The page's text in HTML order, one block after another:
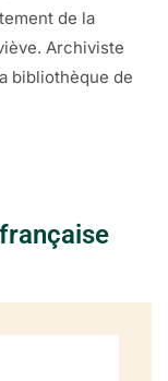
1672)
de la
Archiviste
bibliothèque de